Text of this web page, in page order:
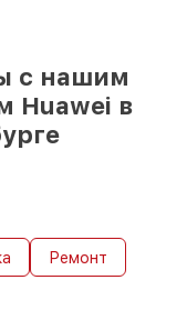
с нашим
Huawei в
Ремонт